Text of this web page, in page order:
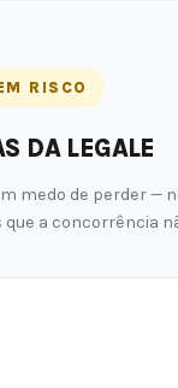
RISCO
DA LEGALE
medo de perder —
que a concorrência